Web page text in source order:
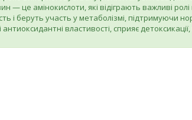
— це амінокислоти, які відіграють важливі
і беруть участь у метаболізмі, підтримуючи
властивості, сприяє